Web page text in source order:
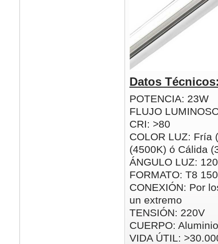
Datos
POTENCIA: 23W
FLUJO
CRI: >80
COLOR LUZ: Fría
(4500K) ó Cálida
ÁNGULO LUZ:
FORMATO: T8
CONEXIÓN: Por
un extremo
TENSIÓN: 220V
CUERPO: Aluminio
VIDA ÚTIL: